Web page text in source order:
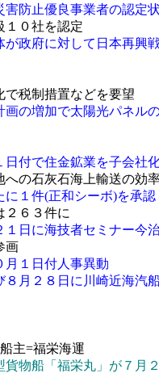
害防止優良事業者の認定
１０社を認定
が政府に対して日本再興
で税制措置などを要望
画の増加で太陽光パネル
日付で住金鉱業を子会社
への石灰石海上輸送の効
に１件(正和シーボ)を承認
２６３件に
１日に海技者セミナー今
画
月１日付人事異動
８月２８日に川崎近海汽
主=福栄海運
貨物船「福栄丸」が７月